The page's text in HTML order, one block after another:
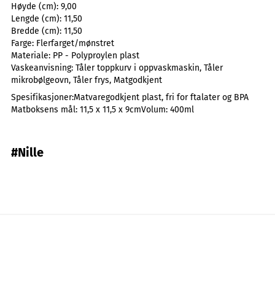
Høyde (cm): 9,00
Lengde (cm): 11,50
Bredde (cm): 11,50
Farge: Flerfarget/mønstret
Materiale: PP - Polyproylen plast
Vaskeanvisning: Tåler toppkurv i oppvaskmaskin, Tåler
mikrobølgeovn, Tåler frys, Matgodkjent
Spesifikasjoner:​ Matvaregodkjent plast, fri for ftalater og BPA​
Matboksens mål: 11,5 x 11,5 x 9cm​ Volum: 400ml ​
#Nille